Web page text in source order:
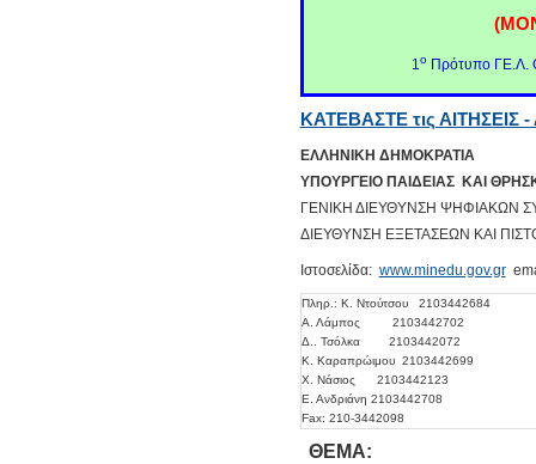
1ο Πρότυπο ΓΕ.Λ.
ΚΑΤΕΒΑΣΤΕ τις ΑΙΤΗΣΕΙΣ
ΕΛΛΗΝΙΚΗ ΔΗΜΟΚΡΑΤΙΑ
ΥΠΟΥΡΓΕΙΟ ΠΑΙΔΕΙΑΣ ΚΑΙ
ΓΕΝΙΚΗ ΔΙΕΥΘΥΝΣΗ ΨΗΦΙΑΚΩΝ
ΔΙΕΥΘΥΝΣΗ ΕΞΕΤΑΣΕΩΝ ΚΑΙ
Ιστοσελίδα: www.minedu.gov.gr
Πληρ.: Κ. Ντούτσου 2103442684
Α. Λάμπος 2103442702
Δ.. Τσόλκα 2103442072
Κ. Καραπρώιμου 2103442699
Χ. Νάσιος 2103442123
Ε. Ανδριάνη 2103442708
Fax: 210-3442098
ΘΕΜΑ: